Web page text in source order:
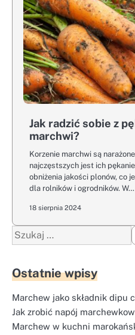
Jak radzić sobie z
marchwi?
Korzenie marchwi są
najczęstszych jest ich
obniżenia jakości plonów, co
dla rolników i ogrodników. W…
18 sierpnia 2024
Szukaj:
Ostatnie wpisy
Marchew jako składnik dipu
Jak zrobić napój
Marchew w kuchni